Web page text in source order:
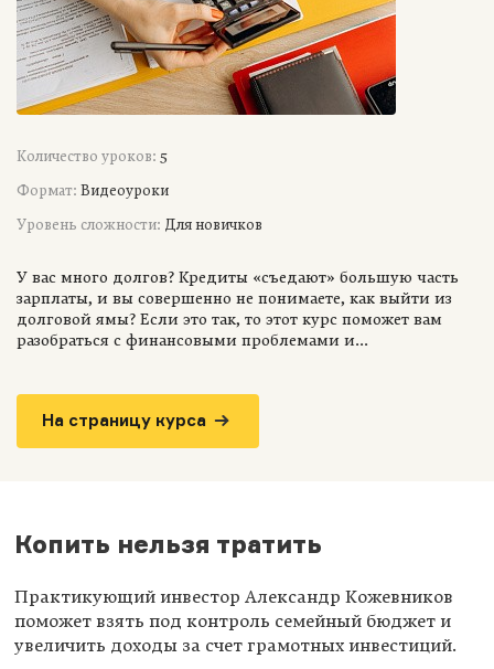
Количество уроков: 5
Формат: Видеоуроки
Уровень сложности: Для новичков
У вас много долгов? Кредиты «съедают» большую часть
зарплаты, и вы совершенно не понимаете, как выйти из
долговой ямы? Если это так, то этот курс поможет вам
разобраться с финансовыми проблемами и...
На страницу курса
Копить нельзя тратить
Практикующий инвестор Александр Кожевников
поможет взять под контроль семейный бюджет и
увеличить доходы за счет грамотных инвестиций.